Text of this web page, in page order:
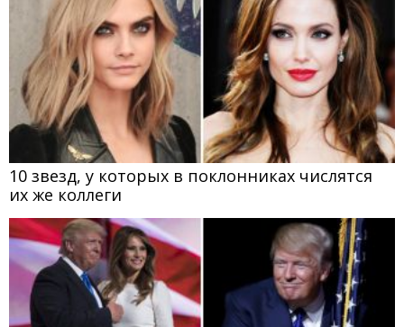
10 звезд, у которых в поклонниках числятся
их же коллеги